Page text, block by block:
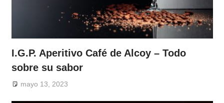
I.G.P. Aperitivo Café de Alcoy – Todo
sobre su sabor
mayo 13, 2023